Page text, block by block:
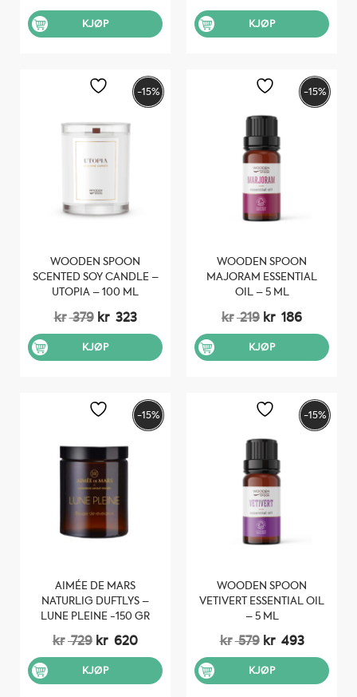
pris
var:
kr 259.
pris
kr 220.
KJØP
pris
var:
kr 209.
pris
kr 178.
KJØP
-15%
WOODEN SPOON
SCENTED SOY CANDLE –
UTOPIA – 100 ML
kr379 Opprinnelig
pris
var:
kr 379.
kr 323Nåværende
pris
kr 323.
KJØP
-15%
WOODEN SPOON
MAJORAM ESSENTIAL
OIL – 5 ML
kr219 Opprinnelig
pris
var:
kr 219.
kr 186
pris
kr 186.
KJØP
-15%
AIMÉE DE MARS
NATURLIG DUFTLYS –
LUNE PLEINE -150 GR
kr729 Opprinnelig
pris
var:
kr 729.
kr 620Nåværende
pris
kr 620.
KJØP
-15%
WOODEN SPOON
VETIVERT ESSENTIAL OIL
– 5 ML
kr579 Opprinnelig
pris
var:
kr 579.
kr 493
pris
kr 493.
KJØP